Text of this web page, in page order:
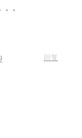
。。
回复